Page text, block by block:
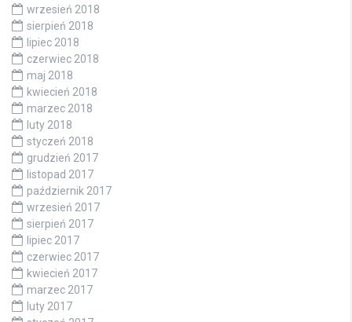
wrzesień 2018
sierpień 2018
lipiec 2018
czerwiec 2018
maj 2018
kwiecień 2018
marzec 2018
luty 2018
styczeń 2018
grudzień 2017
listopad 2017
październik 2017
wrzesień 2017
sierpień 2017
lipiec 2017
czerwiec 2017
kwiecień 2017
marzec 2017
luty 2017